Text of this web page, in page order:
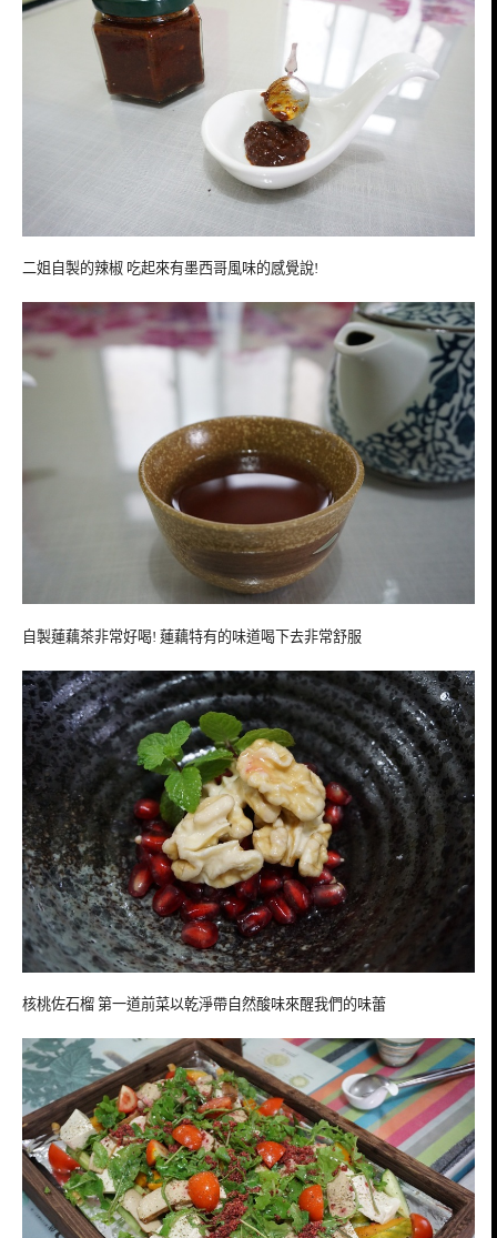
二姐自製的辣椒 吃起來有墨西哥風味的感覺說!
自製蓮藕茶非常好喝! 蓮藕特有的味道喝下去非常舒服
核桃佐石榴 第一道前菜以乾淨帶自然酸味來醒我們的味蕾